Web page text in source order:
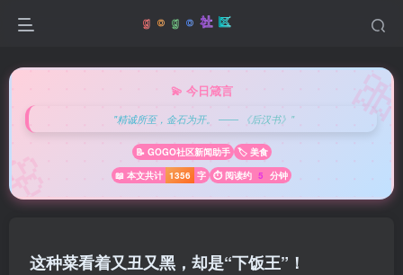
💫 今日箴言
"精诚所至，金石为开。 —— 《后汉书》"
📝 GOGO社区新闻助手
🏷️ 美食
📖 本文共计 1356 字 ⏱️ 阅读约 5 分钟
这种菜看着又丑又黑，却是“下饭王”！